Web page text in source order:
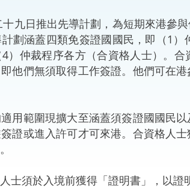
日推出先導計劃，為短期來港參與
劃涵蓋四類免簽證國國民，即（1
）仲裁程序各方（合資格人士）。
他們無須取得工作簽證。他們可在
範圍現擴大至涵蓋須簽證國國民以
證或進入許可才可來港。合資格人
須於入境前獲得「證明書」，以證